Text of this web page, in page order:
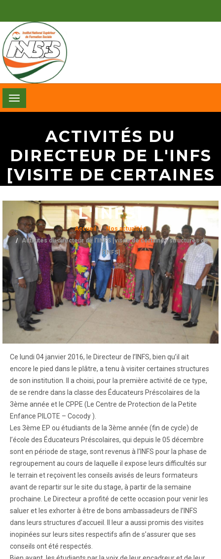
Toggle
navigation
ACTIVITÉS DU
DIRECTEUR DE L'INFS
[VISITE DE CERTAINES
L'INFS]
Accueil
Nos actualités
Activités du directeur de l'INFS [visite de certaines structures de
l'INFS]
Ce lundi 04 janvier 2016, le Directeur de l’INFS, bien qu’il ait
encore le pied dans le plâtre, a tenu à visiter certaines structures
de son institution. Il a choisi, pour la première activité de ce type,
de se rendre dans la classe des Éducateurs Préscolaires de la
3ème année et le CPPE (Le Centre de Protection de la Petite
Enfance PILOTE – Cocody ).
Les 3ème EP ou étudiants de la 3ème année (fin de cycle) de
l’école des Éducateurs Préscolaires, qui depuis le 05 décembre
sont en période de stage, sont revenus à l’INFS pour la phase de
regroupement au cours de laquelle il expose leurs difficultés sur
le terrain et reçoivent les conseils avisés de leurs formateurs
avant de repartir sur le site du stage, à partir de la semaine
prochaine. Le Directeur a profité de cette occasion pour venir les
saluer et les exhorter à être de bons ambassadeurs de l’INFS
dans leurs structures d’accueil. Il leur a aussi promis des visites
inopinées sur leurs sites respectifs afin de s’assurer que ses
conseils ont été respectés.